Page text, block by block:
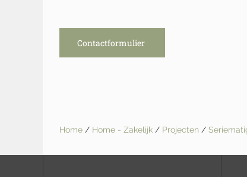
Contactformulier
Home / Home - Zakelijk / Projecten /